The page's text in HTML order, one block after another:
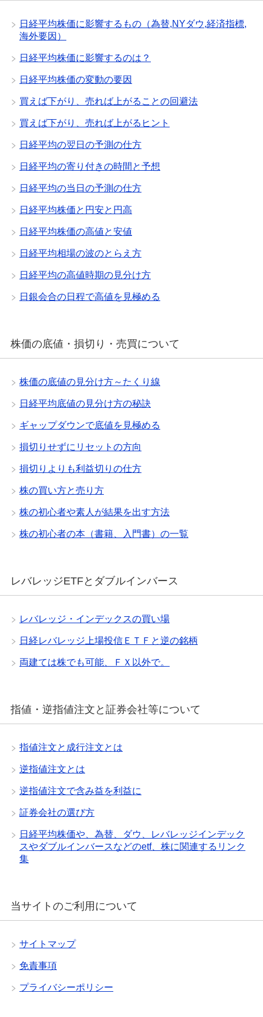
日経平均株価に影響するもの（為替,NYダウ,経済指標,
海外要因）
日経平均株価に影響するのは？
日経平均株価の変動の要因
買えば下がり、売れば上がることの回避法
買えば下がり、売れば上がるヒント
日経平均の翌日の予測の仕方
日経平均の寄り付きの時間と予想
日経平均の当日の予測の仕方
日経平均株価と円安と円高
日経平均株価の高値と安値
日経平均相場の波のとらえ方
日経平均の高値時期の見分け方
日銀会合の日程で高値を見極める
株価の底値・損切り・売買について
株価の底値の見分け方～たくり線
日経平均底値の見分け方の秘訣
ギャップダウンで底値を見極める
損切りせずにリセットの方向
損切りよりも利益切りの仕方
株の買い方と売り方
株の初心者や素人が結果を出す方法
株の初心者の本（書籍、入門書）の一覧
レバレッジETFとダブルインバース
レバレッジ・インデックスの買い場
日経レバレッジ上場投信ＥＴＦと逆の銘柄
両建ては株でも可能、ＦＸ以外で。
指値・逆指値注文と証券会社等について
指値注文と成行注文とは
逆指値注文とは
逆指値注文で含み益を利益に
証券会社の選び方
日経平均株価や、為替、ダウ、レバレッジインデック
スやダブルインバースなどのetf、株に関連するリンク
集
当サイトのご利用について
サイトマップ
免責事項
プライバシーポリシー